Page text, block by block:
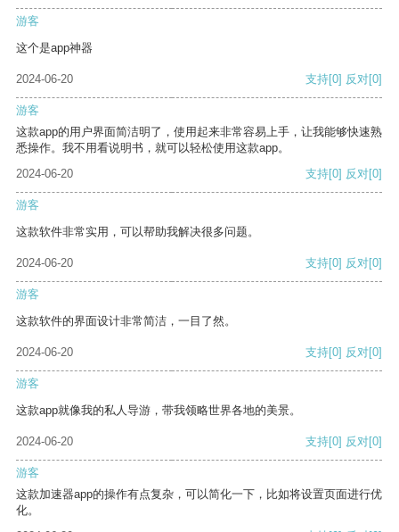
游客
这个是app神器
2024-06-20 支持[0] 反对[0]
游客
这款app的用户界面简洁明了，使用起来非常容易上手，让我能够快速熟
悉操作。我不用看说明书，就可以轻松使用这款app。
2024-06-20
支持[0] 反对[0]
游客
这款软件非常实用，可以帮助我解决很多问题。
2024-06-20 支持[0] 反对[0]
游客
这款软件的界面设计非常简洁，一目了然。
2024-06-20 支持[0] 反对[0]
游客
这款app就像我的私人导游，带我领略世界各地的美景。
2024-06-20 支持[0] 反对[0]
游客
这款加速器app的操作有点复杂，可以简化一下，比如将设置页面进行优
化。